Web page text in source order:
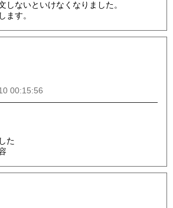
しないといけなくなりました。
ます。
00:15:56
た